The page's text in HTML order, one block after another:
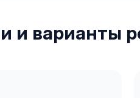
и варианты